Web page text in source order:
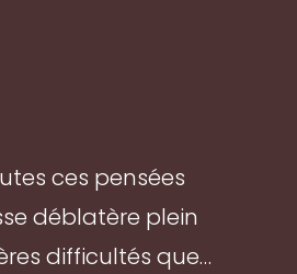
ces pensées
déblatère plein
difficultés que…